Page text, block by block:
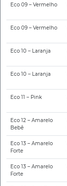
Eco 09 – Vermelho
Eco 09 – Vermelho
Eco 10 – Laranja
Eco 10 – Laranja
Eco 11 – Pink
Eco 12 – Amarelo
Bebê
Eco 13 – Amarelo
Forte
Eco 13 – Amarelo
Forte